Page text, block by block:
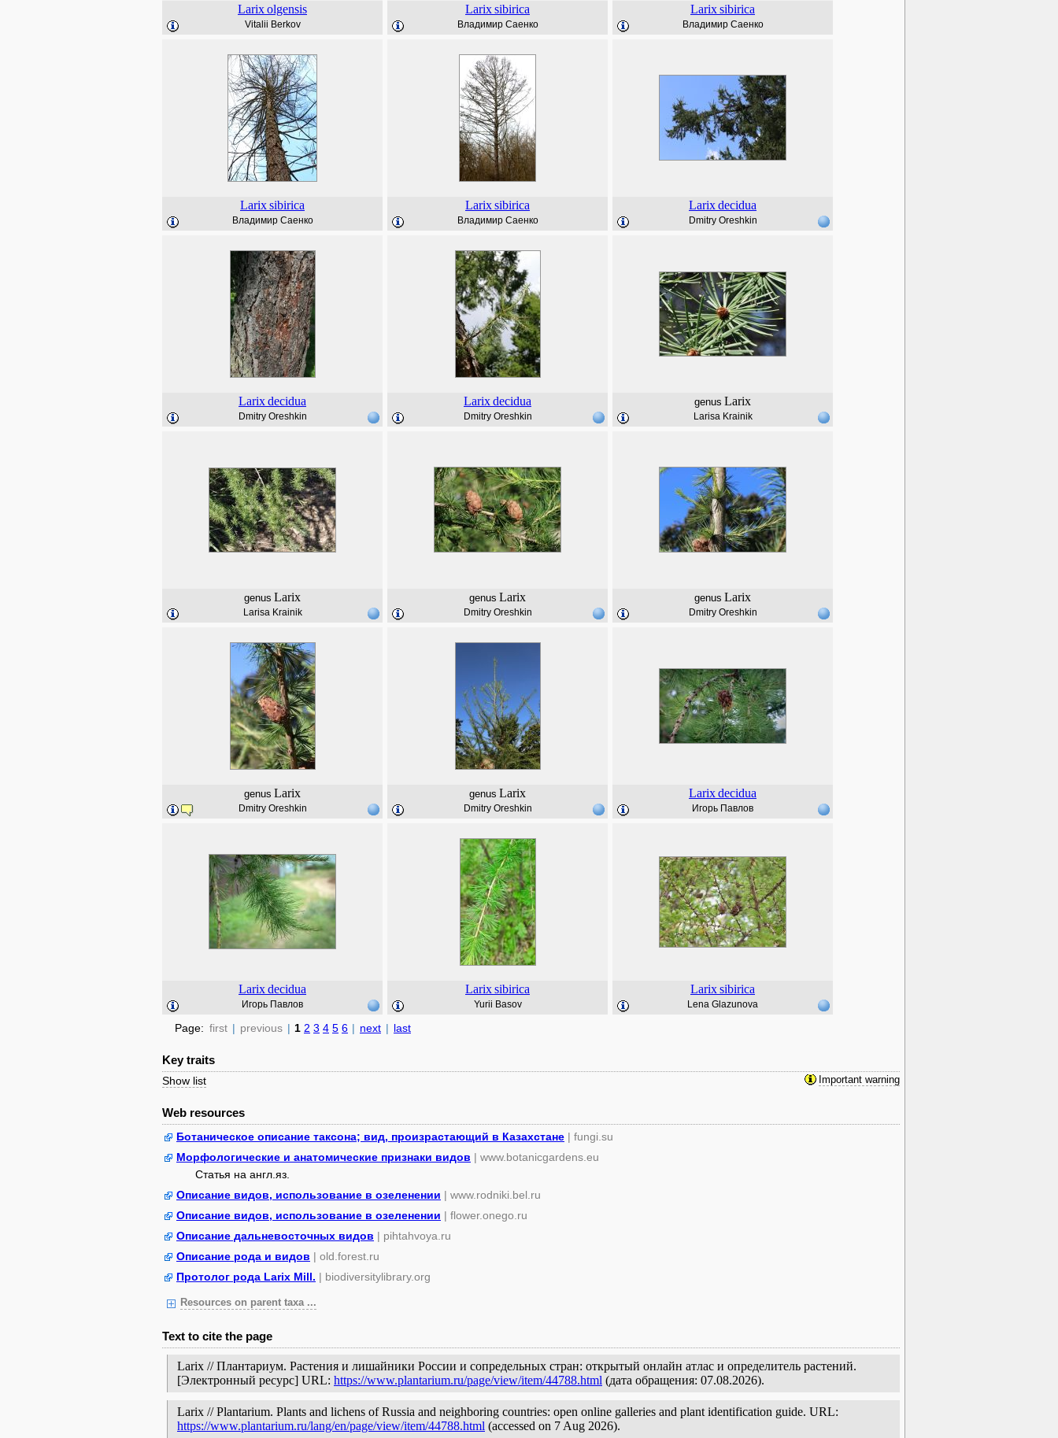
Larixolgensis
Vitalii Berkov
Larixsibirica
Владимир Саенко
Larixsibirica
Владимир Саенко
Larixsibirica
Владимир Саенко
Larixsibirica
Владимир Саенко
Larixdecidua
Dmitry Oreshkin
Larixdecidua
Dmitry Oreshkin
Larixdecidua
Dmitry Oreshkin
genus Larix
Larisa Krainik
genus Larix
Larisa Krainik
genus Larix
Dmitry Oreshkin
genus Larix
Dmitry Oreshkin
genus Larix
Dmitry Oreshkin
genus Larix
Dmitry Oreshkin
Larixdecidua
Игорь Павлов
Larixdecidua
Игорь Павлов
Larixsibirica
Yurii Basov
Larixsibirica
Lena Glazunova
Page: first | previous | 1 2 3 4 5 6 | next | last
Key traits
Show list Important warning
Web resources
Ботаническое описание таксона; вид, произрастающий в Казахстане | fungi.su
Морфологические и анатомические признаки видов | www.botanicgardens.eu
Статья на англ.яз.
Описание видов, использование в озеленении | www.rodniki.bel.ru
Описание видов, использование в озеленении | flower.onego.ru
Описание дальневосточных видов | pihtahvoya.ru
Описание рода и видов | old.forest.ru
Протолог рода Larix Mill. | biodiversitylibrary.org
Resources on parent taxa ...
Text to cite the page
Larix // Плантариум. Растения и лишайники России и сопредельных стран: открытый онлайн атлас и определитель растений.
[Электронный ресурс] URL: https://www.plantarium.ru/page/view/item/44788.html (дата обращения: 07.08.2026).
Larix // Plantarium. Plants and lichens of Russia and neighboring countries: open online galleries and plant identification guide. URL:
https://www.plantarium.ru/lang/en/page/view/item/44788.html (accessed on 7 Aug 2026).